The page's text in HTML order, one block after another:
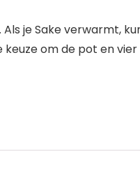
je Sake verwarmt,
om de pot en